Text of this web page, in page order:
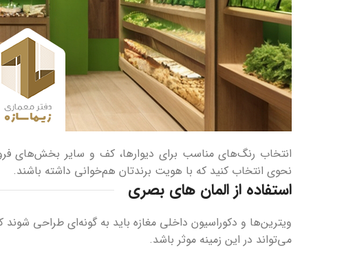
انتخاب رنگ‌های مناسب برای دیوارها، کف و سایر بخش‌های
نحوی انتخاب کنید که با هویت برندتان هم‌خوانی داشته باشند.
استفاده از المان های بصری
ویترین‌ها و دکوراسیون داخلی مغازه باید به گونه‌ای طراحی
می‌تواند در این زمینه موثر باشد.